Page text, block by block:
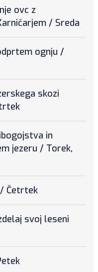
ovc z
/ Sreda
ognju /
skozi
in
jezeru / Torek,
Četrtek
svoj leseni